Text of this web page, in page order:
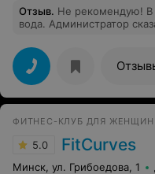
Отзыв. Не рекомендую! В душевой пропала горячая
вода. Администратор
мыться холодной, то
прохладно, как в
тоже не рассчитывайте
ФИТНЕС-КЛУБ ДЛЯ ЖЕНЩИН
5.0 FitCurves
Минск, ул. Грибоедова, 1